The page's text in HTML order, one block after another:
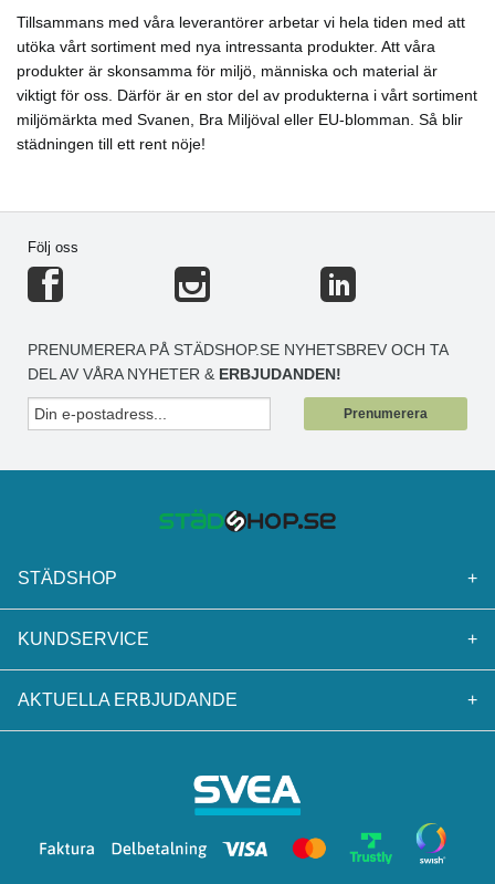
Tillsammans med våra leverantörer arbetar vi hela tiden med att
utöka vårt sortiment med nya intressanta produkter. Att våra
produkter är skonsamma för miljö, människa och material är
viktigt för oss. Därför är en stor del av produkterna i vårt sortiment
miljömärkta med Svanen, Bra Miljöval eller EU-blomman. Så blir
städningen till ett rent nöje!
Följ oss
PRENUMERERA PÅ STÄDSHOP.SE NYHETSBREV OCH TA
DEL AV VÅRA NYHETER & ERBJUDANDEN!
Prenumerera
STÄDSHOP +
KUNDSERVICE +
AKTUELLA ERBJUDANDE +